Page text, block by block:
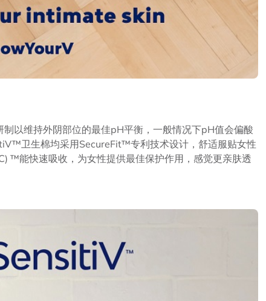
以维持外阴部位的最佳pH平衡，一般情况下pH值会偏酸
卫生棉均采用SecureFit™专利技术设计，舒适服贴女性
™能快速吸收，为女性提供最佳保护作用，感觉更亲肤透